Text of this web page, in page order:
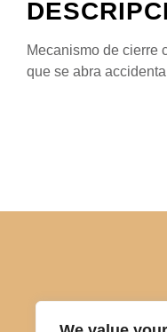
Mecanismo de cierre
que se abra